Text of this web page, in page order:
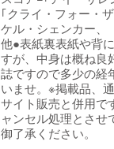
｢クライ・フォー・
ケル・シェンカー、
他●表紙裏表紙や背
すが、中身は概ね良
誌ですので多少の経
いませ。※掲載品、
サイト販売と併用で
ャンセル処理とさせ
御了承ください。